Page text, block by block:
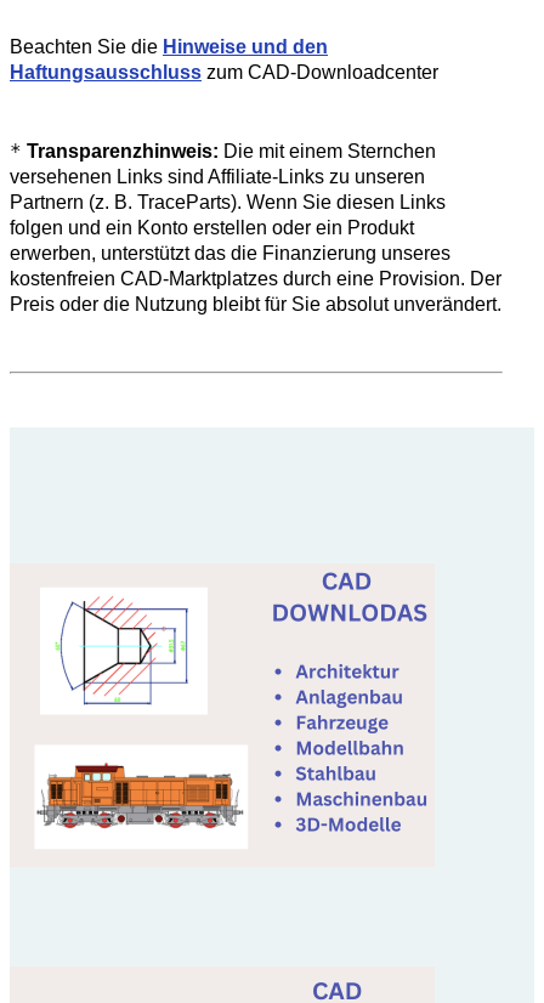
Beachten Sie die Hinweise und den
Haftungsausschluss zum CAD-Downloadcenter
* Transparenzhinweis: Die mit einem Sternchen
versehenen Links sind Affiliate-Links zu unseren
Partnern (z. B. TraceParts). Wenn Sie diesen Links
folgen und ein Konto erstellen oder ein Produkt
erwerben, unterstützt das die Finanzierung unseres
kostenfreien CAD-Marktplatzes durch eine Provision. Der
Preis oder die Nutzung bleibt für Sie absolut unverändert.